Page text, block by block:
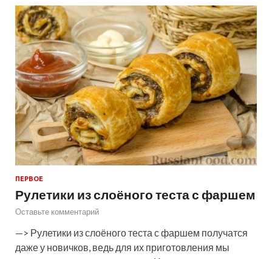
ПЕРВОЕ
Рулетики из слоёного теста с фаршем
Оставьте комментарий
—> Рулетики из слоёного теста с фаршем получатся
даже у новичков, ведь для их приготовления мы